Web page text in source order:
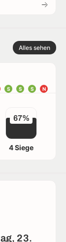
Alles sehen
N
S
S
S
67%
4 Siege
23.